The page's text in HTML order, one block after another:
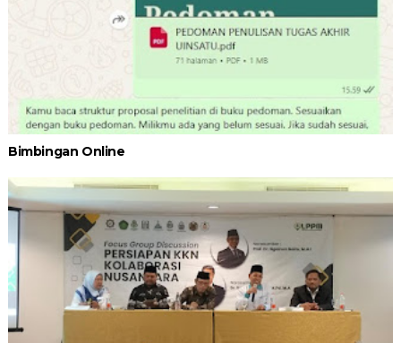
Bimbingan Online